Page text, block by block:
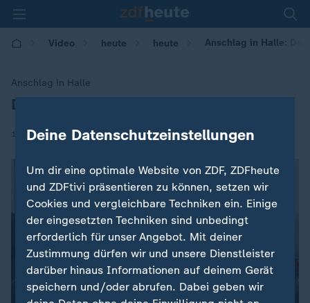
Video heute heute Anschlag in Halle:
Anschlag in Halle
:Das Minutenprotokoll des Tathergangs
10.10.2019 | 16:56
Deine Datenschutzeinstellungen
Um dir eine optimale Website von ZDF, ZDFheute
und ZDFtivi präsentieren zu können, setzen wir
Cookies und vergleichbare Techniken ein. Einige
der eingesetzten Techniken sind unbedingt
erforderlich für unser Angebot. Mit deiner
Zustimmung dürfen wir und unsere Dienstleister
darüber hinaus Informationen auf deinem Gerät
speichern und/oder abrufen. Dabei geben wir